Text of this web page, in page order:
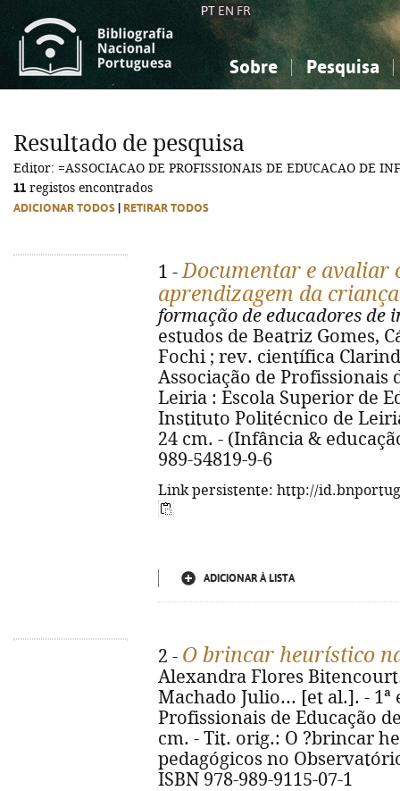
PT EN FR
Sobre Pesquisa
Ciências sociais...
Ciências sociais...
Resultado de pesquisa
Editor: =ASSOCIACAO DE PROFISSIONAIS DE EDUCACAO DE
11 registos encontrados
ADICIONAR TODOS RETIRAR TODOS
1 -Documentar e avaliar
aprendizagem da criança
formação de educadores de
estudos de Beatriz Gomes,
Fochi ; rev. científica
Associação de Profissionais
Leiria : Escola Superior de
Instituto Politécnico de
24 cm. - (Infância &
989-54819-9-6
Link persistente: http://
ADICIONAR À LISTA
2 - O brincar heurístico
Alexandra Flores
Machado Julio... [et al.]. - 1ª
Profissionais de Educação
cm. - Tit. orig.: O ?brincar
pedagógicos no
ISBN 978-989-9115-07-1